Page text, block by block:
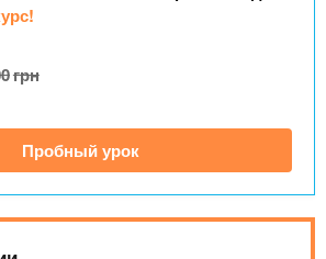
Онлайн курсы
За рубежом
грн
Пробный урок